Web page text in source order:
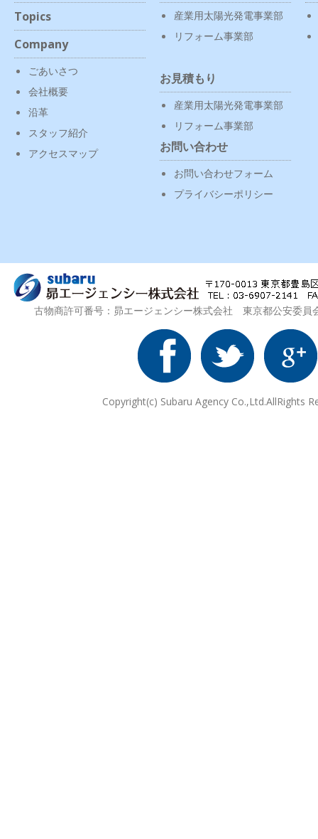
Topics
Company
ごあいさつ
会社概要
沿革
スタッフ紹介
アクセスマップ
産業用太陽光発電事業部
リフォーム事業部
お見積もり
産業用太陽光発電事業部
リフォーム事業部
お問い合わせ
お問い合わせフォーム
プライバシーポリシー
古物商許可番号：昴エージェンシー株式会社 東京都公安委
Copyright(c) Subaru Agency Co.,Ltd.AllRights